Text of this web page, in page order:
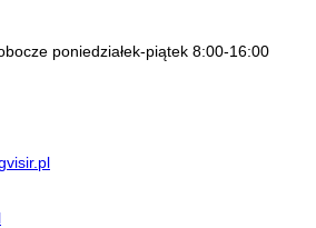
poniedziałek-piątek 8:00-16:00
Opens